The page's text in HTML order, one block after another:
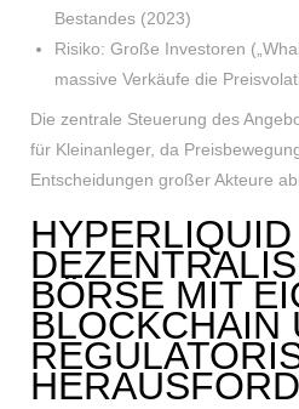
Bestandes (2023)
Risiko: Große Investoren
massive Verkäufe die
Die zentrale Steuerung des
für Kleinanleger, da
Entscheidungen großer Akteure
BÖRSE MIT
BLOCKCHAIN